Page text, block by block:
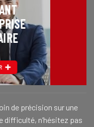
de précision sur une
difficulté, n’hésitez pas